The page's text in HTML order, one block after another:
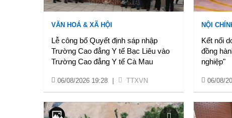
VĂN HOÁ & XÃ HỘI
Lễ công bố Quyết định sáp nhập
Trường Cao đẳng Y tế Bạc Liêu vào
Trường Cao đẳng Y tế Cà Mau
06/08/2026 19:28 TTXVN
NỘI
Kết nối
đồng
nghiệp"
06/08/